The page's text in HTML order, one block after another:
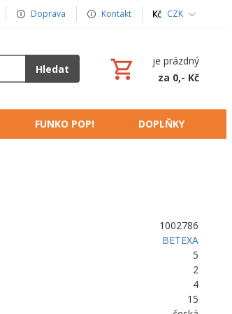
Doprava Kontakt CZK
Hledat
je prázdný
za 0,- Kč
FUNKO POP! DOPLŇKY
1002786
BETEXA
5
2
4
15